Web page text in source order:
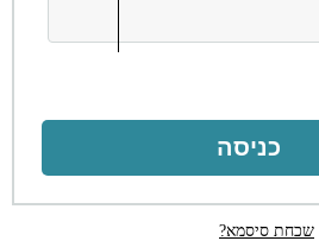
כניסה
שכחת סיסמא?